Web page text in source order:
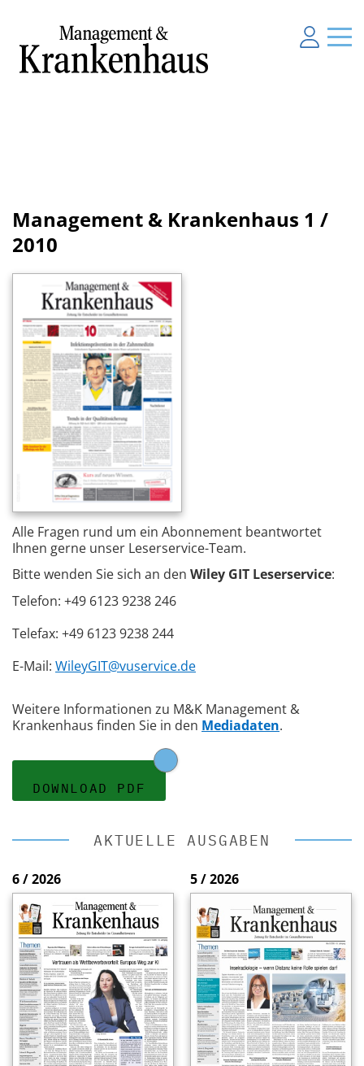
Management & Krankenhaus 1 /
2010
Alle Fragen rund um ein Abonnement beantwortet
Ihnen gerne unser Leserservice-Team.
Bitte wenden Sie sich an den Wiley GIT Leserservice:
Telefon: +49 6123 9238 246
Telefax: +49 6123 9238 244
E-Mail: WileyGIT@vuservice.de
Weitere Informationen zu M&K Management &
Krankenhaus finden Sie in den Mediadaten.
DOWNLOAD PDF
AKTUELLE AUSGABEN
6 / 2026 5 / 2026